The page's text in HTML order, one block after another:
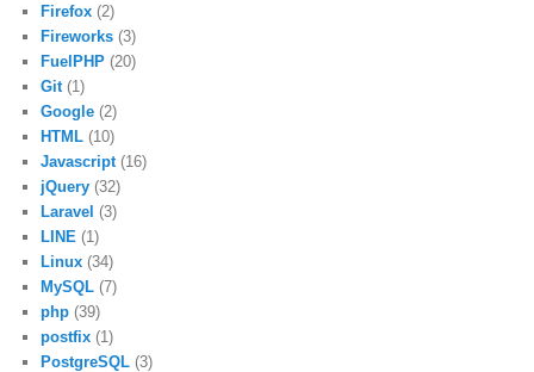
Firefox (2)
Fireworks (3)
FuelPHP (20)
Git (1)
Google (2)
HTML (10)
Javascript (16)
jQuery (32)
Laravel (3)
LINE (1)
Linux (34)
MySQL (7)
php (39)
postfix (1)
PostgreSQL (3)